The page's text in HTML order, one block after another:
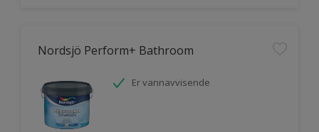
Nordsjö Perform+ Bathroom
Er vannavvisende